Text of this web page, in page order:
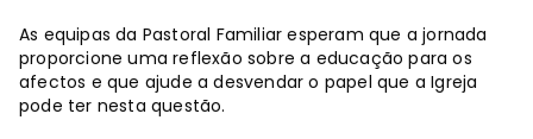
As equipas da Pastoral Familiar esperam que a jornada
proporcione uma reflexão sobre a educação para os
afectos e que ajude a desvendar o papel que a Igreja
pode ter nesta questão.